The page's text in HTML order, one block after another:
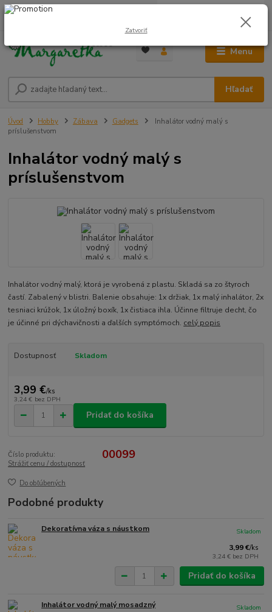
Menu
Hľadať
0948 236 042
0,00 €
Úvod Hobby Zábava Gadgets
Inhalátor vodný malý s
príslušenstvom
Inhalátor vodný malý s
príslušenstvom
Inhalátor vodný malý, ktorá je vyrobená z plastu. Skladá sa zo štyroch
častí. Zabalený v blistri. Balenie obsahuje: 1x držiak, 1x malý inhalátor, 2x
tesniaci krúžok, 1x úložný boxík, 1x čistiaca ihla. Účinne filtruje decht, čo
je účinné pri dýchavičnosti a ďalších symptómoch. celý popis
Dostupnosť Skladom
3,99 €/ks
3,24 € bez DPH
Pridať do košíka
Číslo produktu: 00099
Strážiť cenu / dostupnosť
Do obľúbených
Podobné produkty
Dekoratívna váza s náustkom
3,99 €/ks
3,24 € bez DPH
Skladom
Pridať do košíka
Inhalátor vodný malý mosadzný
Skladom
Zatvoriť